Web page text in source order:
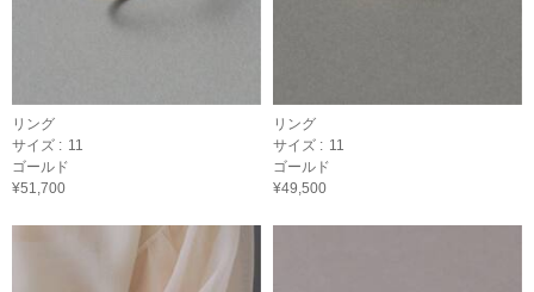
リング
サイズ : 11
ゴールド
¥51,700
リング
サイズ : 11
ゴールド
¥49,500